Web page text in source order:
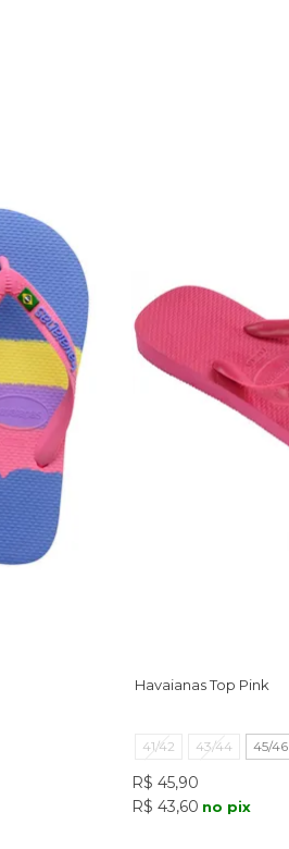
Havaianas Top Pink
41/42 43/44 45/46
R$ 45,90
R$ 43,60 no pix